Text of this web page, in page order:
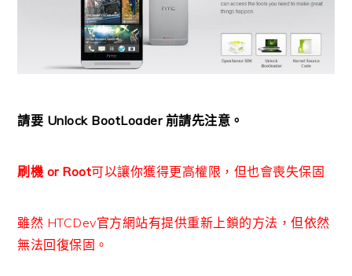
請要 Unlock BootLoader 前請先注意。
刷機 or Root可以讓你獲得更高權限，但也會喪失保固
雖然 HTCDev官方網站有提供重新上鎖的方法，但依然
無法回復保固。